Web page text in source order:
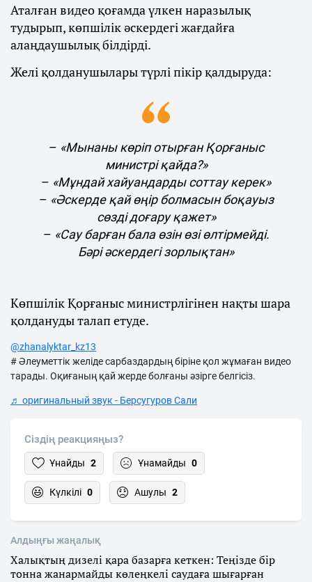
Аталған видео қоғамда үлкен наразылық
тудырып, көпшілік әскердегі жағдайға
алаңдаушылық білдірді.
Желі қолданушылары түрлі пікір қалдыруда:
– «Мынаны көріп отырған Қорғаныс
министрі қайда?»
– «Мұндай хайуандарды соттау керек»
– «Әскерде қай өңір болмасын боқауыз
сөзді доғару қажет»
– «Сау барған бала өзін өзі өлтірмейді.
Бәрі әскердегі зорлықтан»
Көпшілік Қорғаныс министрлігінен нақты шара
қолдануды талап етуде.
@zhanalyktar_kz13
# Әлеуметтік желіде сарбаздардың біріне қол жұмаған видео
тарады. Оқиғаның қай жерде болғаны әзірге белгісіз.
♬ оригинальный звук - Берсугуров Сали
Сіздің реакцияңыз?
Ұнайды 2 Ұнамайды 0
Күлкілі 0 Ашулы 2
Алдыңғы жаңалық
Халықтың дизелі қара базарға кеткен: Теңізде бір
тонна жанармайды көлеңкелі саудаға шығарған